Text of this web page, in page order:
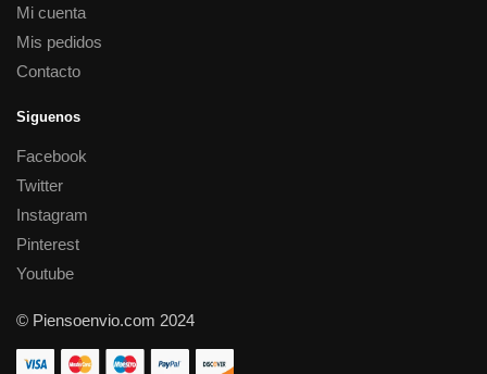
Mi cuenta
Mis pedidos
Contacto
Siguenos
Facebook
Twitter
Instagram
Pinterest
Youtube
© Piensoenvio.com 2024